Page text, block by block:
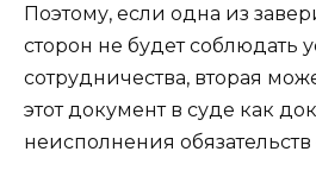
Поэтому, если одна из
сторон не будет соблюдать
сотрудничества, вторая
этот документ в суде как
неисполнения обязательств